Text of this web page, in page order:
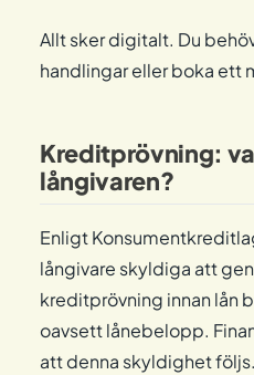
Allt sker digitalt. Du
handlingar eller boka ett
Kreditprövning:
långivaren?
Enligt
långivare skyldiga att
kreditprövning innan lån
oavsett lånebelopp.
att denna skyldighet